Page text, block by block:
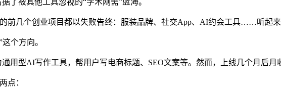
了被其他工具忽视的“学术刚需”蓝海。
前几个创业项目都以失败告终：服装品牌、社交App、AI约会工具……听起
个方向。
用型AI写作工具，帮用户写电商标题、SEO文案等。然而，上线几个月后
点：